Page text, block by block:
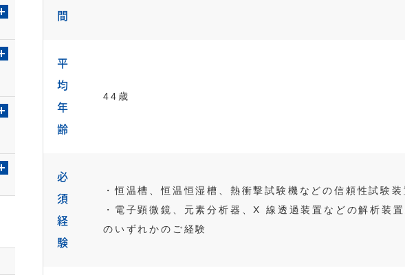
間
平
均
年
齢
44歳
必
須
経
験
・恒温槽、恒温恒湿槽、熱衝撃試験機などの信頼性試験
・電子顕微鏡、元素分析器、X 線透過装置などの解析装
のいずれかのご経験